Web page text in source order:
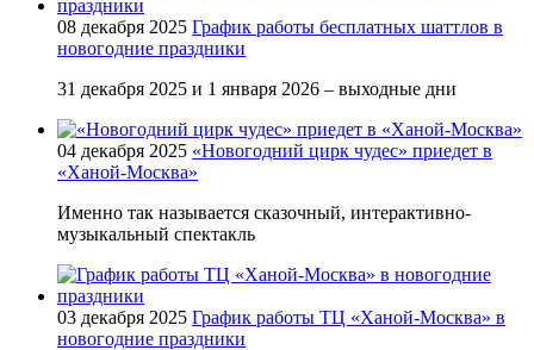
08 декабря 2025 График работы бесплатных шаттлов в
новогодние праздники
31 декабря 2025 и 1 января 2026 – выходные дни
04 декабря 2025 «Новогодний цирк чудес» приедет в
«Ханой-Москва»
Именно так называется сказочный, интерактивно-
музыкальный спектакль
03 декабря 2025 График работы ТЦ «Ханой-Москва» в
новогодние праздники